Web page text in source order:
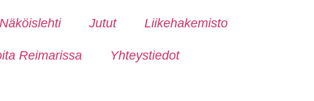
Näköislehti Jutut Liikehakemisto
Reimarissa Yhteystiedot